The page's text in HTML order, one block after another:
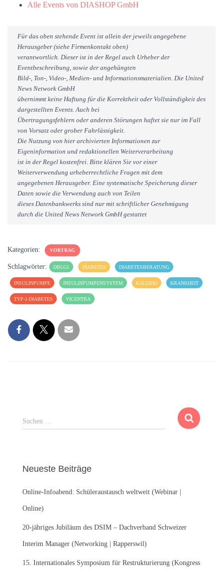
Alle Events von DIASHOP GmbH
Für das oben stehende Event ist allein der jeweils angegebene
Herausgeber (siehe Firmenkontakt oben)
verantwortlich. Dieser ist in der Regel auch Urheber der
Eventbeschreibung, sowie der angehängten
Bild-, Ton-, Video-, Medien- und Informationsmaterialien. Die United
News Network GmbH
übernimmt keine Haftung für die Korrektheit oder Vollständigkeit des
dargestellten Events. Auch bei
Übertragungsfehlern oder anderen Störungen haftet sie nur im Fall
von Vorsatz oder grober Fahrlässigkeit.
Die Nutzung von hier archivierten Informationen zur
Eigeninformation und redaktionellen Weiterverarbeitung
ist in der Regel kostenfrei. Bitte klären Sie vor einer
Weiterverwendung urheberrechtliche Fragen mit dem
angegebenen Herausgeber. Eine systematische Speicherung dieser
Daten sowie die Verwendung auch von Teilen
dieses Datenbankwerks sind nur mit schriftlicher Genehmigung
durch die United News Network GmbH gestattet
Kategorien: VORTRAG
Schlagwörter: DBLG1 DIABETES DIABETESBERATUNG
INSULINPUMPE INSULINPUMPENSYSTEM KALEIDO KRANKHEIT
TYP-1-DIABETES VICENTRA
S
u
n
a
c
:
Suchen …
Neueste Beiträge
Online-Infoabend: Schüleraustausch weltweit (Webinar |
Online)
20-jähriges Jubiläum des DSIM – Dachverband Schweizer
Interim Manager (Networking | Rapperswil)
15. Internationales Symposium für Restrukturierung (Kongress